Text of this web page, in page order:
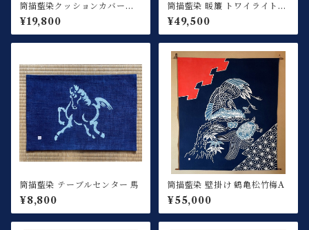
筒描藍染クッションカバー登
り鯉（クッション付き）
¥19,800
筒描藍染 暖簾 トワイライトブ
ルー
¥49,500
筒描藍染 テーブルセンター 馬
¥8,800
筒描藍染 壁掛け 鶴亀松竹梅A
¥55,000